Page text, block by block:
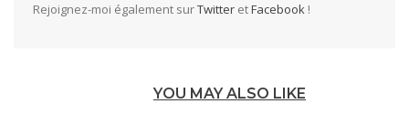
Rejoignez-moi également surTwitteretFacebook!
YOU MAY ALSO LIKE